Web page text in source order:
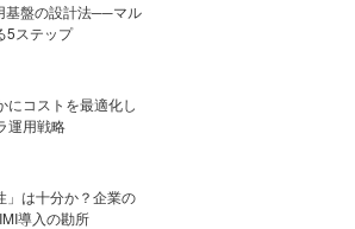
基盤の設計法──マル
5ステップ
にコストを最適化し
運用戦略
」は十分か？企業の
導入の勘所